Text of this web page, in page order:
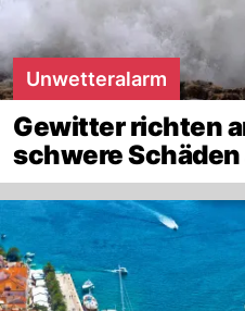
Unwetteralarm
Gewitter richten
schwere Schäden